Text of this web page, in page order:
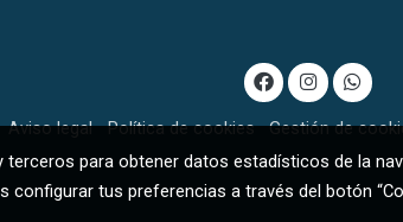
Aviso legal Política de cookies Gestión de
terceros para obtener datos estadísticos de la
tus preferencias a través del botón